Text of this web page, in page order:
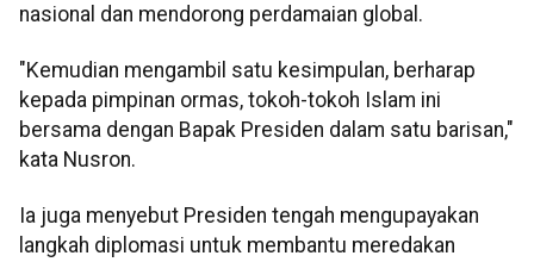
nasional dan mendorong perdamaian global.
"Kemudian mengambil satu kesimpulan, berharap
kepada pimpinan ormas, tokoh-tokoh Islam ini
bersama dengan Bapak Presiden dalam satu barisan,"
kata Nusron.
Ia juga menyebut Presiden tengah mengupayakan
langkah diplomasi untuk membantu meredakan